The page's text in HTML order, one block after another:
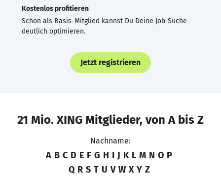
Kostenlos profitieren
Schon als Basis-Mitglied kannst Du Deine Job-Suche
deutlich optimieren.
Jetzt registrieren
21 Mio. XING Mitglieder, von A bis Z
Nachname:
A B C D E F G H I J K L M N O P
Q R S T U V W X Y Z